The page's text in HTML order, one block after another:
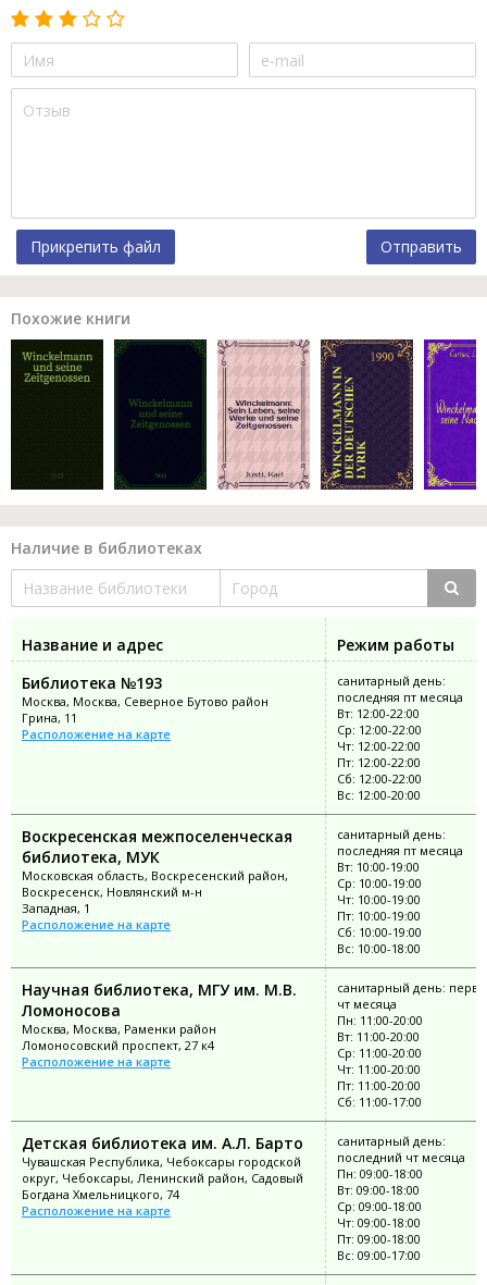
Прикрепить файл Отправить
Похожие книги
Наличие в библиотеках
Название и адрес
Режим работы
Библиотека №193
Москва, Москва, Северное Бутово район
Грина, 11
Расположение на карте
санитарный день:
последняя пт месяца
Вт: 12:00-22:00
Ср: 12:00-22:00
Чт: 12:00-22:00
Пт: 12:00-22:00
Сб: 12:00-22:00
Вс: 12:00-20:00
Воскресенская межпоселенческая
библиотека, МУК
Московская область, Воскресенский район,
Воскресенск, Новлянский м-н
Западная, 1
Расположение на карте
санитарный день:
последняя пт месяца
Вт: 10:00-19:00
Ср: 10:00-19:00
Чт: 10:00-19:00
Пт: 10:00-19:00
Сб: 10:00-19:00
Вс: 10:00-18:00
Научная библиотека, МГУ им. М.В.
Ломоносова
Москва, Москва, Раменки район
Ломоносовский проспект, 27 к4
Расположение на карте
санитарный день:
чт месяца
Пн: 11:00-20:00
Вт: 11:00-20:00
Ср: 11:00-20:00
Чт: 11:00-20:00
Пт: 11:00-20:00
Сб: 11:00-17:00
Детская библиотека им. А.Л. Барто
Чувашская Республика, Чебоксары городской
округ, Чебоксары, Ленинский район, Садовый
Богдана Хмельницкого, 74
Расположение на карте
санитарный день:
последний чт месяца
Пн: 09:00-18:00
Вт: 09:00-18:00
Ср: 09:00-18:00
Чт: 09:00-18:00
Пт: 09:00-18:00
Вс: 09:00-17:00